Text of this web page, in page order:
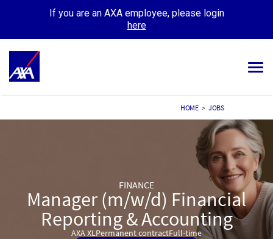
If you are an AXA employee, please login
here
MY APPLICATIONS MY PROFILE
HOME > JOBS
FINANCE
Manager (m/w/d) Financial
Reporting & Accounting
AXA XLPermanent contractFull-time